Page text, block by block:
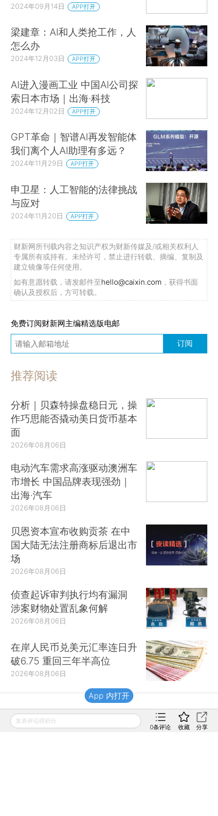
2024年09月14日 APP打开
梁建章：AI和人类抢工作，人
怎么办
2024年12月03日 APP打开
AI进入漫画工业 中国AI公司探
索日本市场｜出海·科技
2024年12月02日 APP打开
GPT革命｜智谱AI再发智能体
我们离个人AI助理有多远？
2024年11月29日 APP打开
申卫星：人工智能的法律挑战
与应对
2024年11月20日 APP打开
财新网所刊载内容之知识产权为财新传媒及/或相关权利人
专属所有或持有。未经许可，禁止进行转载、摘编、复制及
建立镜像等任何使用。
如有意愿转载，请发邮件至hello@caixin.com ，获得书面
确认及授权后，方可转载。
免费订阅财新网主编精选版电邮
订阅
推荐阅读
分析｜贝森特操盘稳日元，操
作巧思能否撬动美日货币基本
面
2026年08月06日
电动汽车需求高涨驱动澳洲车
市增长 中国品牌表现强劲｜
出海·汽车
2026年08月06日
贝恩资本宣布收购贡茶 在中
国大陆无法注册商标后退出市
场
2026年08月06日
侦查起诉审判执行均有漏洞
涉案财物处置乱象何解
2026年08月06日
在岸人民币兑美元汇率连日升
破6.75 重回三年半高位
2026年08月06日
财新移动
发表评论得积分
0条评论 收藏 分享
App 内打开